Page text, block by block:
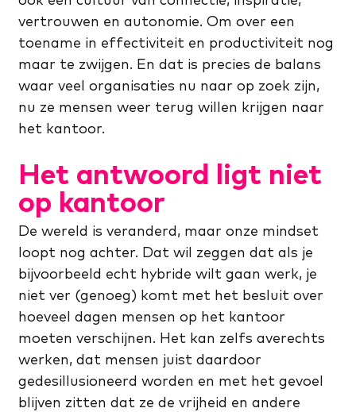
vertrouwen en autonomie. Om over een
toename in effectiviteit en productiviteit nog
maar te zwijgen. En dat is precies de balans
waar veel organisaties nu naar op zoek zijn,
nu ze mensen weer terug willen krijgen naar
het kantoor.
Het antwoord ligt niet
op kantoor
De wereld is veranderd, maar onze mindset
loopt nog achter. Dat wil zeggen dat als je
bijvoorbeeld echt hybride wilt gaan werk, je
niet ver (genoeg) komt met het besluit over
hoeveel dagen mensen op het kantoor
moeten verschijnen. Het kan zelfs averechts
werken, dat mensen juist daardoor
gedesillusioneerd worden en met het gevoel
blijven zitten dat ze de vrijheid en andere